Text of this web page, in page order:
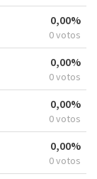
0,00%
0 votos
0,00%
0 votos
0,00%
0 votos
0,00%
0 votos